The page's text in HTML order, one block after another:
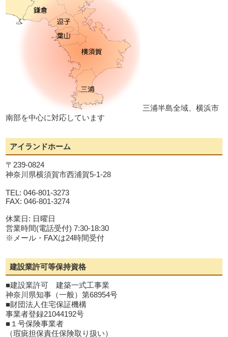
三浦半島全域、横浜市
南部を中心に対応しています
アイランドホーム
〒239-0824
神奈川県横須賀市西浦賀5-1-28
TEL: 046-801-3273
FAX: 046-801-3274
休業日: 日曜日
営業時間(電話受付) 7:30-18:30
※メール・FAXは24時間受付
建設業許可等保持資格
■建設業許可 建築一式工事業
神奈川県知事（一般）第68954号
■財団法人住宅保証機構
事業者登録21044192号
■１号保険事業者
（瑕疵担保責任保険取り扱い）